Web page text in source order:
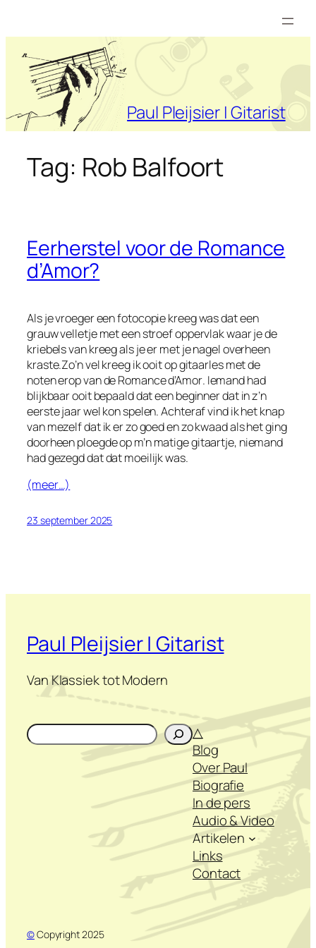
inhoud
Paul Pleijsier | Gitarist
Tag: Rob Balfoort
Eerherstel voor de Romance
d’Amor?
Als je vroeger eenfotocopiekreeg was dat een
grauw velletje met een stroef oppervlak waar je de
kriebels van kreeg als je er met je nagel overheen
kraste.Zo’n vel kreeg ik ooit op gitaarles met de
noten erop van deRomance d’Amor. Iemand had
blijkbaar ooit bepaald dat een beginner dat in z’n
eerste jaar wel kon spelen. Achteraf vind ik het knap
van mezelf dat ik er zo goed en zo kwaad als het ging
doorheen ploegde op m’n matige gitaartje, niemand
had gezegd dat dat moeilijk was.
(meer…)
23 september 2025
Paul Pleijsier | Gitarist
Van Klassiek tot Modern
Zoeken
△
Blog
Over Paul
Biografie
In de pers
Audio & Video
Artikelen
Links
Contact
©Copyright 2025